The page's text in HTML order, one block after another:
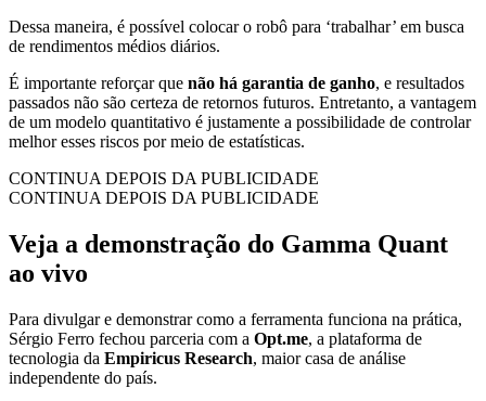
Dessa maneira, é possível colocar o robô para ‘trabalhar’ em busca
de rendimentos médios diários.
É importante reforçar que não há garantia de ganho, e resultados
passados não são certeza de retornos futuros. Entretanto, a vantagem
de um modelo quantitativo é justamente a possibilidade de controlar
melhor esses riscos por meio de estatísticas.
CONTINUA DEPOIS DA PUBLICIDADE
CONTINUA DEPOIS DA PUBLICIDADE
Veja a demonstração do Gamma Quant
ao vivo
Para divulgar e demonstrar como a ferramenta funciona na prática,
Sérgio Ferro fechou parceria com a Opt.me, a plataforma de
tecnologia da Empiricus Research, maior casa de análise
independente do país.